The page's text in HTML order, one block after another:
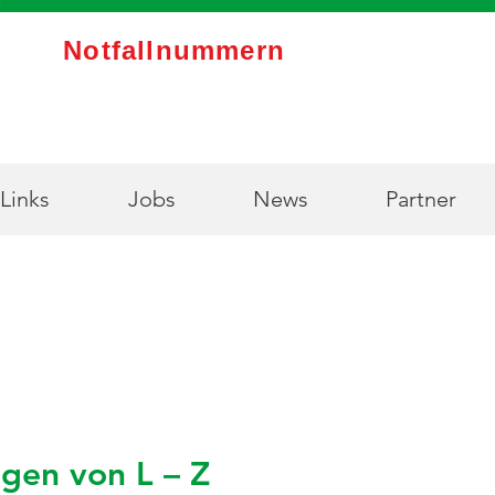
Notfallnummern
Links Jobs News Partner
von L – Z